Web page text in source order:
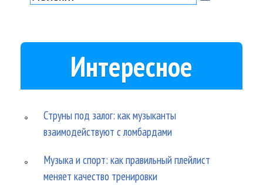
Интересное
Струны под залог: как музыканты
взаимодействуют с ломбардами
Музыка и спорт: как правильный плейлист
меняет качество тренировки